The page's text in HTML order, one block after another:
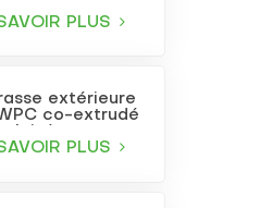
PLUS
extérieure
co-extrudé
PLUS